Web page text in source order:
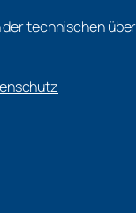
technischen